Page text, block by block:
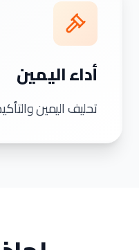
أداء اليمين
تحليف اليمين